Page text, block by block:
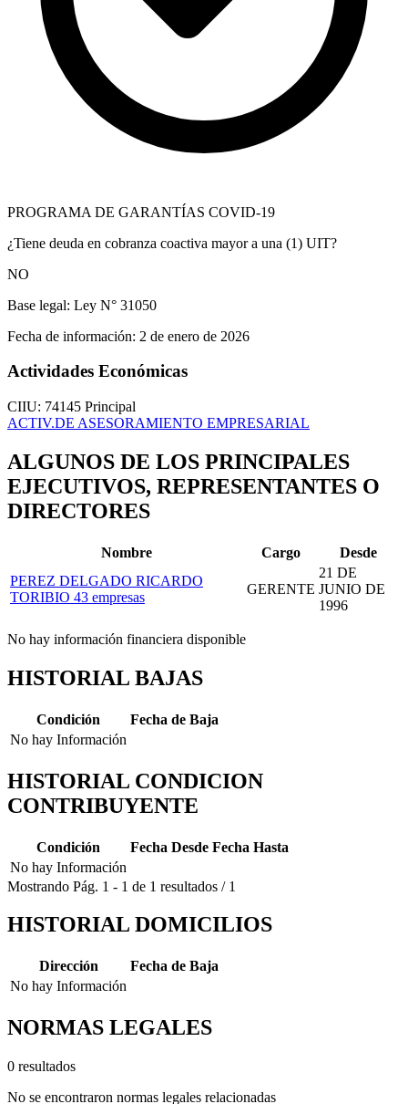
PROGRAMA DE GARANTÍAS COVID-19
¿Tiene deuda en cobranza coactiva mayor a una (1) UIT?
NO
Base legal: Ley N° 31050
Fecha de información: 2 de enero de 2026
Actividades Económicas
CIIU: 74145 Principal
ACTIV.DE ASESORAMIENTO EMPRESARIAL
ALGUNOS DE LOS PRINCIPALES
EJECUTIVOS, REPRESENTANTES O
DIRECTORES
Nombre Cargo
Desde
PEREZ DELGADO RICARDO
TORIBIO 43 empresas
GERENTE
21 DE
JUNIO DE
1996
No hay información financiera disponible
HISTORIAL BAJAS
Condición
Fecha de Baja
No hay Información
HISTORIAL CONDICION
CONTRIBUYENTE
Condición Fecha Desde Fecha Hasta
No hay Información
Mostrando Pág. 1 - 1 de 1 resultados / 1
HISTORIAL DOMICILIOS
Dirección
Fecha de Baja
No hay Información
NORMAS LEGALES
0 resultados
No se encontraron normas legales relacionadas